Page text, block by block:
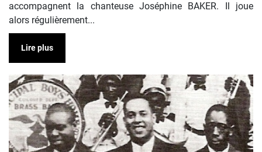
accompagnent la chanteuse Joséphine BAKER. Il joue
alors régulièrement...
Lire plus